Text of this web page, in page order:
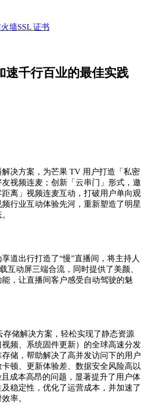
火墙SSL 证书
速千行百业的最佳实践
决方案，为芒果 TV 用户打造「私密
视频连麦；创新「云串门」形式，邀
离」视频连麦互动，打破用户单向观
行业互动体验先河，重新塑造了明星
道出行打造了“慢”直播间，将主持人
互动屏三端合流，同时提供了美颜、
，让直播间客户感受自动驾驶的魅
存储解决方案，轻松实现了静态资源
视频、系统固件更新）的全球高速分发
储，帮助解决了高并发访问下的用户
顿、更新体验差、数据安全风险高以
成本高昂的问题，显著提升了用户体
稳定性，优化了运营成本，并加速了
率。